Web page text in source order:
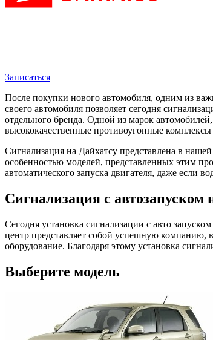
Записаться
После покупки нового автомобиля, одним из
своего автомобиля позволяет сегодня
отдельного бренда. Одной из марок
высококачественные противоугонные
Сигнализация на Дайхатсу представлена в
особенностью моделей, представленных этим
автоматического запуска двигателя, даже если
Сигнализация с
Сегодня установка сигнализации с авто
центр представляет собой успешную компанию,
оборудование. Благодаря этому установка
Выберите модель